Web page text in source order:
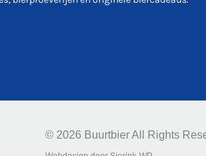
© 2026 Buurtbier All Rights